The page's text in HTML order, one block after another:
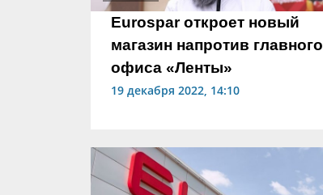
Eurospar откроет новый
магазин напротив главного
офиса «Ленты»
19 декабря 2022, 14:10